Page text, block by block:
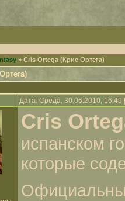
» Cris Ortega (Крис Ортега)
Дата: Среда, 30.06.2010,
Cris
испанском
которые